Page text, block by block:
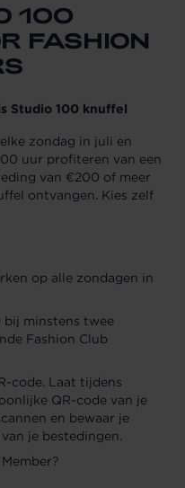
100
FASHION
Studio 100 knuffel
zondag in juli en
uur profiteren van een
van €200 of meer
ontvangen. Kies zelf
op alle zondagen in
bij minstens twee
Fashion Club
code. Laat tijdens
QR-code van je
en bewaar je
je bestedingen.